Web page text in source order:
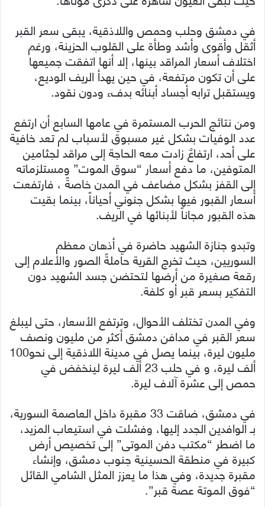
في دمشق وحلب وحمص واللاذقية، يبقى سعر القبر
أثقل وأقوى وأشد وطأة على القلوب الحزينة، ورغم
اختلاف أسعار المراقد بينها، إلا أنها اتفقت جميعها
على أن تكون مرتفعة، في حين يهدأ الريف الوديع،
ويستقبل ترابه أجساد أبنائه بدفء ودون نقود.
ومن نتائج الحرب المستمرة في عامها السابع أن ارتفع
عدد الوفيات بشكل غير مسبوق لأسباب لم تعد خافية
على أحد، ارتفاعٌ زادت معه الحاجة إلى مراقد لجثامين
المتوفين، ما دفع أسعار “سوق الموت” ومستلزماته
إلى القفز بشكل مضاعف في المدن خاصةً ، فارتفعت
أسعار القبور فيها بشكل جنوني أحياناً، بينما بقيت
هذه القبور مجاناً لأبنائها في الريف.
وتبدو جنازة الشهيد حاضرة في أذهان معظم
السوريين، حيث تخرج القرية حاملةً الصور والأعلام إلى
رقعة صغيرة من أرضها لتحتضن جسد الشهيد دون
التفكير بسعر قبر أو كلفة.
وفي المدن تختلف الأحوال، وترتفع الأسعار، حتى ليبلغ
سعر القبر في مدافن دمشق أكثر من مليون ونصف
مليون ليرة، بينما يصل في مدينة اللاذقية إلى نحو100
ألف ليرة، و في حلب 23 ألف ليرة لينخفض في
حمص إلى عشرة آلاف ليرة.
في دمشق، ضاقت 33 مقبرة داخل العاصمة السورية،
بـ الوافدين الجدد إليها، وفشلت في استيعاب المزيد،
ما اضطر “مكتب دفن الموتى” إلى تخصيص أرض
كبيرة في منطقة الحسينية جنوب دمشق، وإنشاء
مقبرة جديدة، وفي هذا ما يعزز المثل الشامي القائل
“فوق الموتة عصة قبر”.